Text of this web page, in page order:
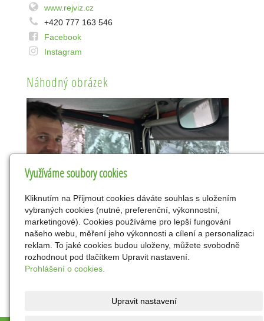
www.rejviz.cz
+420 777 163 546
Facebook
Instagram
Náhodný obrázek
Využíváme soubory cookies
Kliknutím na Přijmout cookies dáváte souhlas s uložením
vybraných cookies (nutné, preferenční, výkonnostní,
marketingové). Cookies používáme pro lepší fungování
našeho webu, měření jeho výkonnosti a cílení a personalizaci
reklam. To jaké cookies budou uloženy, můžete svobodně
rozhodnout pod tlačítkem Upravit nastavení.
Prohlášení o cookies.
Upravit nastavení